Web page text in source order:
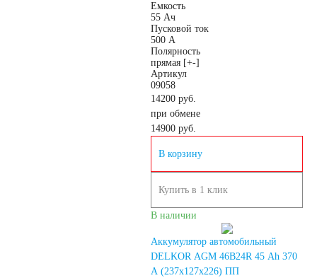
Турция
США
Емкость
55 Ач
Пусковой ток
500 А
Полярность
прямая [+-]
Артикул
09058
14200 руб.
при обмене
14900 руб.
В корзину
Купить в 1 клик
В наличии
Аккумулятор автомобильный
DELKOR AGM 46B24R 45 Аh 370
A (237х127х226) ПП